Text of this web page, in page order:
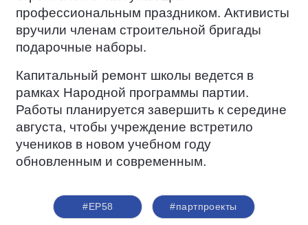
профессиональным праздником. Активисты
вручили членам строительной бригады
подарочные наборы.
Капитальный ремонт школы ведется в
рамках Народной программы партии.
Работы планируется завершить к середине
августа, чтобы учреждение встретило
учеников в новом учебном году
обновленным и современным.
#ЕР58 #партпроекты